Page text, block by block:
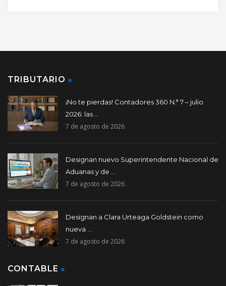
TRIBUTARIO
¡No te pierdas! Contadores 360 N.° 7 – julio
2026: las ...
7 de agosto de 2026
Designan nuevo Superintendente Nacional de
Aduanas y de ...
7 de agosto de 2026
Designan a Clara Urteaga Goldstein como
nueva ...
7 de agosto de 2026
CONTABLE